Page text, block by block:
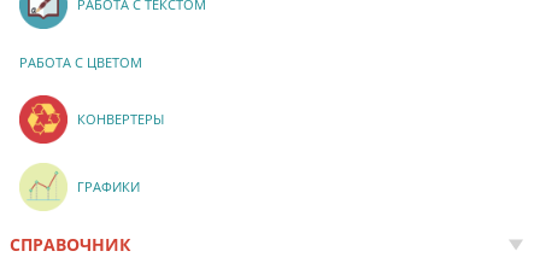
РАБОТА С ТЕКСТОМ
РАБОТА С ЦВЕТОМ
КОНВЕРТЕРЫ
ГРАФИКИ
СПРАВОЧНИК